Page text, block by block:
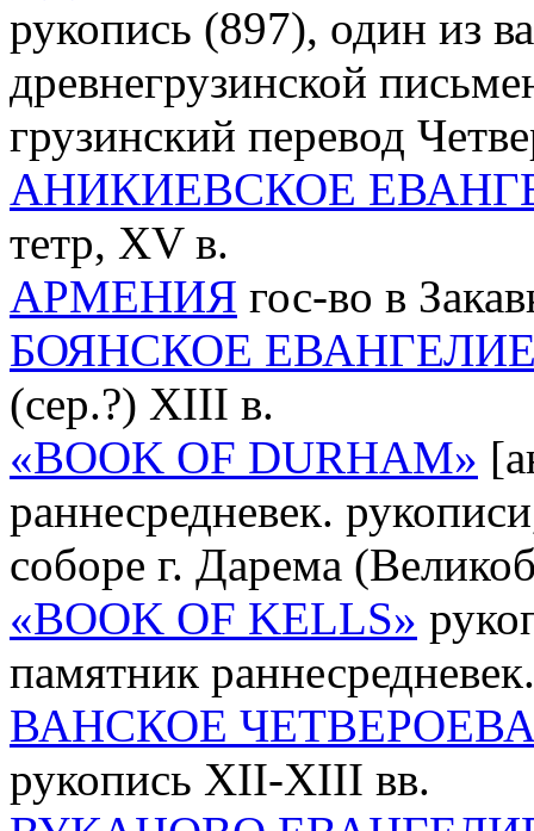
рукопись (897), один из
древнегрузинской
грузинский перевод
АНИКИЕВСКОЕ
тетр, XV в.
АРМЕНИЯ гос-во в
БОЯНСКОЕ
(сер.?) XIII в.
«BOOK OF DURHAM»
раннесредневек.
соборе г. Дарема
«BOOK OF KELLS»
памятник
ВАНСКОЕ
рукопись XII-XIII вв.